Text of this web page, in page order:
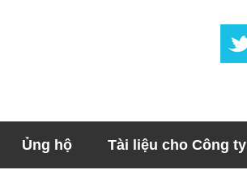
Ủng hộ Tài liệu cho Công ty